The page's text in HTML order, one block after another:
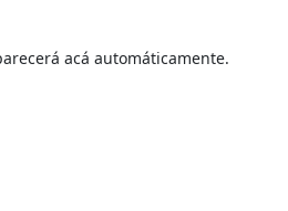
acá automáticamente.